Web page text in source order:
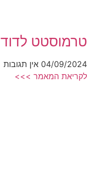
טרמוסטט לדוד
04/09/2024 אין תגובות
לקריאת המאמר >>>